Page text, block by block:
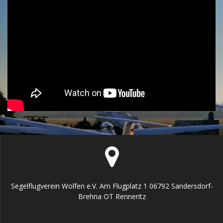
Segelflugverein Wolfen e.V. Am Flugplatz 1 06792 Sandersdorf-
Brehna OT Renneritz